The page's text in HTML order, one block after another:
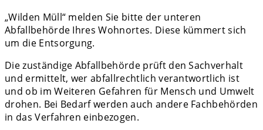
„Wilden Müll“ melden Sie bitte der unteren
Abfallbehörde Ihres Wohnortes. Diese kümmert sich
um die Entsorgung.
Die zuständige Abfallbehörde prüft den Sachverhalt
und ermittelt, wer abfallrechtlich verantwortlich ist
und ob im Weiteren Gefahren für Mensch und Umwelt
drohen. Bei Bedarf werden auch andere Fachbehörden
in das Verfahren einbezogen.